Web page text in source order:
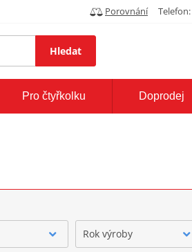
Porovnání Telefon:
Hledat
Pro čtyřkolku Doprodej
Rok výroby